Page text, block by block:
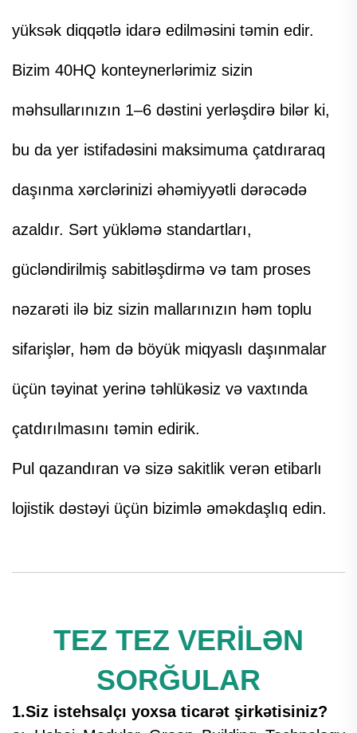
yüksək diqqətlə idarə edilməsini təmin edir.
Bizim 40HQ konteynerlərimiz sizin
məhsullarınızın 1–6 dəstini yerləşdirə bilər ki,
bu da yer istifadəsini maksimuma çatdıraraq
daşınma xərclərinizi əhəmiyyətli dərəcədə
azaldır. Sərt yükləmə standartları,
gücləndirilmiş sabitləşdirmə və tam proses
nəzarəti ilə biz sizin mallarınızın həm toplu
sifarişlər, həm də böyük miqyaslı daşınmalar
üçün təyinat yerinə təhlükəsiz və vaxtında
çatdırılmasını təmin edirik.
Pul qazandıran və sizə sakitlik verən etibarlı
lojistik dəstəyi üçün bizimlə əməkdaşlıq edin.
TEZ TEZ VERİLƏN
SORĞULAR
1.Siz istehsalçı yoxsa ticarət şirkətisiniz?